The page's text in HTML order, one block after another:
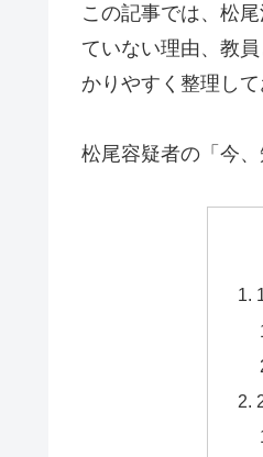
この記事では、松
ていない理由、教
かりやすく整理して
松尾容疑者の「今